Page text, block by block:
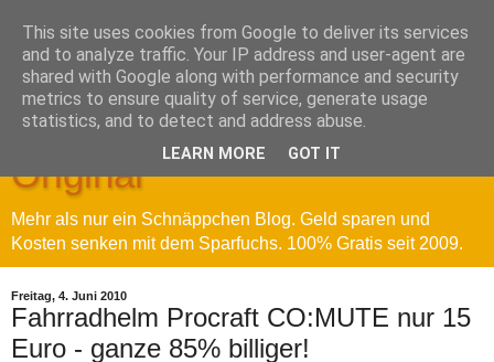
Sparfuchs' Blog - Das
Original
Mehr als nur ein Schnäppchen Blog. Geld sparen und
Kosten senken mit dem Sparfuchs. 100% Gratis seit 2009.
Freitag, 4. Juni 2010
Fahrradhelm Procraft CO:MUTE nur 15
Euro - ganze 85% billiger!
This site uses cookies from Google to deliver its services
and to analyze traffic. Your IP address and user-agent are
shared with Google along with performance and security
metrics to ensure quality of service, generate usage
statistics, and to detect and address abuse.
LEARN MORE GOT IT